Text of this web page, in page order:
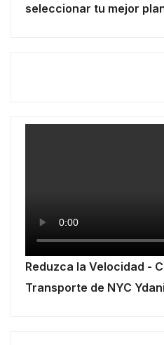
seleccionar tu mejor
Reduzca la Velocidad -
Transporte de NYC